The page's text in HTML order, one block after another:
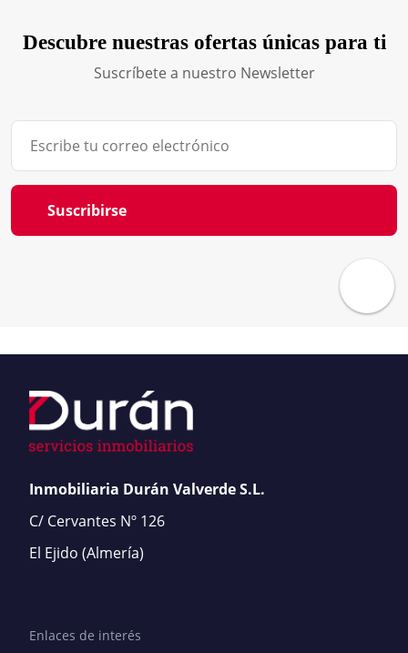
Descubre nuestras ofertas únicas para ti
Suscríbete a nuestro Newsletter
Suscribirse
Inmobiliaria Durán Valverde S.L.
C/ Cervantes Nº 126
El Ejido (Almería)
Enlaces de interés